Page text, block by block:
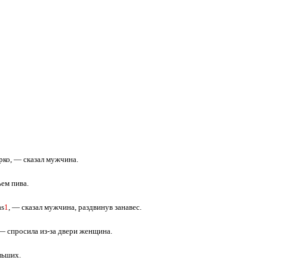
— сказал мужчина.
пива.
1, — сказал мужчина, раздвинув занавес.
из-за двери женщина.